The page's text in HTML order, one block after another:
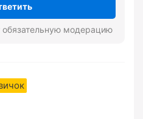
обязательную модерацию